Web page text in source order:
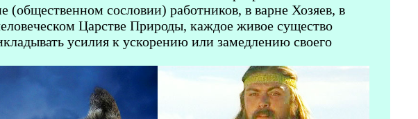
сословии) работников, в варне Хозяев, в
Царстве Природы, каждое живое существо
усилия к ускорению или замедлению своего